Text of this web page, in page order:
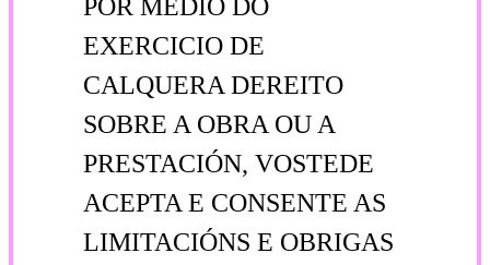
POR MEDIO DO
EXERCICIO DE
CALQUERA DEREITO
SOBRE A OBRA OU A
PRESTACIÓN, VOSTEDE
ACEPTA E CONSENTE AS
LIMITACIÓNS E OBRIGAS